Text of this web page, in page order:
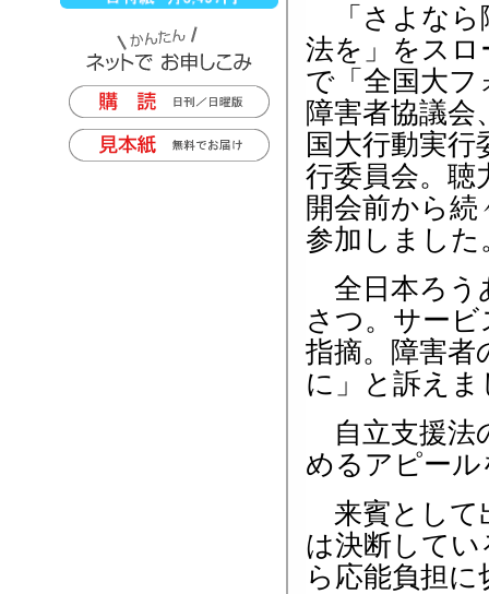
「さよなら
法を」をスロ
で「全国大
障害者協議
国大行動実
行委員会。聴
開会前から
参加しました
全日本ろう
さつ。サー
指摘。障害者
に」と訴えま
自立支援法
めるアピー
来賓として
は決断してい
ら応能負担